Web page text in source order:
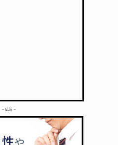
– 広告 –